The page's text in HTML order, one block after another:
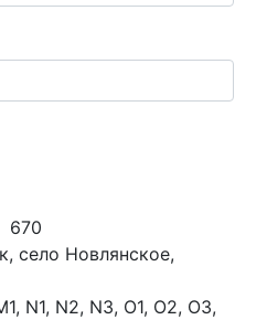
670
село Новлянское,
N1, N2, N3, O1, O2, O3,